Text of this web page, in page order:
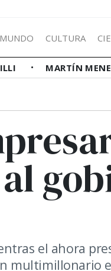
MUNDO CULTURA
MARTÍN
el ahora
multimillonario